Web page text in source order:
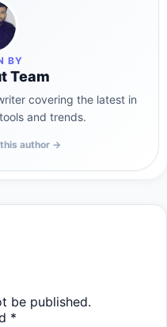
BY
Team
covering the latest in
and trends.
author →
be published.
*